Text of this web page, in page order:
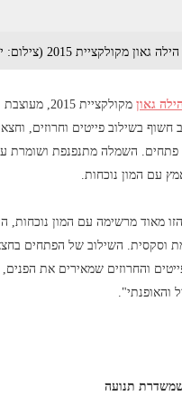
2015 (צילום: יחצ)
הילה גאון
מקולקציית 2015, מעוצבת
בשילוב פייטים וחרוזים,
משיפון משי מבריק עם 12 פתחים. השמלה מתנפנפת
עם המון נוכחות.
מאוד מרשימה עם המון נוכחות,
וסקסית. השילוב של הפתחים
והחרוזים שמאירים את
והאופנתי".
תנועה